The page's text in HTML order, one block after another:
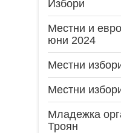
Избори
Местни и
юни 2024
Местни
Местни
Младежка
Троян